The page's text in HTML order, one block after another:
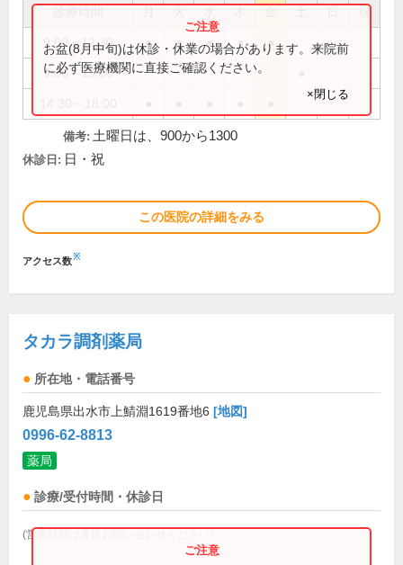
祝
9:00～12:30 ● ● ● ● ●
9:00～13:00
お盆(8月中旬)は休診・休業の場合があります。来院前
に必ず医療機関に直接ご確認ください。
×閉じる
備考: 土曜日は、900から1300
休診日: 日・祝
この医院の詳細をみる
アクセス数※
タカラ調剤薬局
所在地・電話番号
鹿児島県出水市上鯖淵1619番地6 [地図]
0996-62-8813
薬局
診療/受付時間・休診日
(営業時間は直接お問い合わせください)